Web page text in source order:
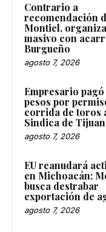
Contrario a
recomendación
Montiel,
masivo con
Burgueño
agosto 7, 2026
Empresario
pesos por
corrida de toros
Sindica de
agosto 7, 2026
EU reanudará
en Michoacán;
busca destrabar
exportación de
agosto 7, 2026